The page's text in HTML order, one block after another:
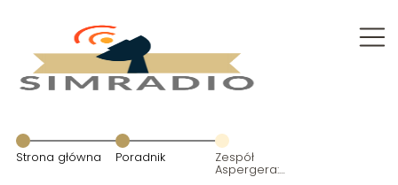
Strona główna Poradnik Zespół
Aspergera: